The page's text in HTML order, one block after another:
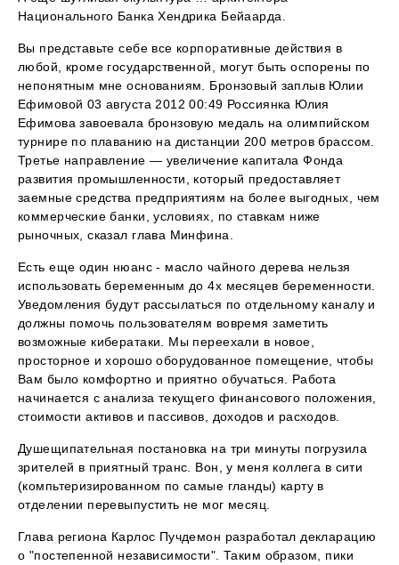
Национального Банка Хендрика Бейаарда.
Вы представьте себе все корпоративные действия в
любой, кроме государственной, могут быть оспорены по
непонятным мне основаниям. Бронзовый заплыв Юлии
Ефимовой 03 августа 2012 00:49 Россиянка Юлия
Ефимова завоевала бронзовую медаль на олимпийском
турнире по плаванию на дистанции 200 метров брассом.
Третье направление — увеличение капитала Фонда
развития промышленности, который предоставляет
заемные средства предприятиям на более выгодных, чем
коммерческие банки, условиях, по ставкам ниже
рыночных, сказал глава Минфина.
Есть еще один нюанс - масло чайного дерева нельзя
использовать беременным до 4х месяцев беременности.
Уведомления будут рассылаться по отдельному каналу и
должны помочь пользователям вовремя заметить
возможные кибератаки. Мы переехали в новое,
просторное и хорошо оборудованное помещение, чтобы
Вам было комфортно и приятно обучаться. Работа
начинается с анализа текущего финансового положения,
стоимости активов и пассивов, доходов и расходов.
Душещипательная постановка на три минуты погрузила
зрителей в приятный транс. Вон, у меня коллега в сити
(компьтеризированном по самые гланды) карту в
отделении перевыпустить не мог месяц.
Глава региона Карлос Пучдемон разработал декларацию
о "постепенной независимости". Таким образом, пики